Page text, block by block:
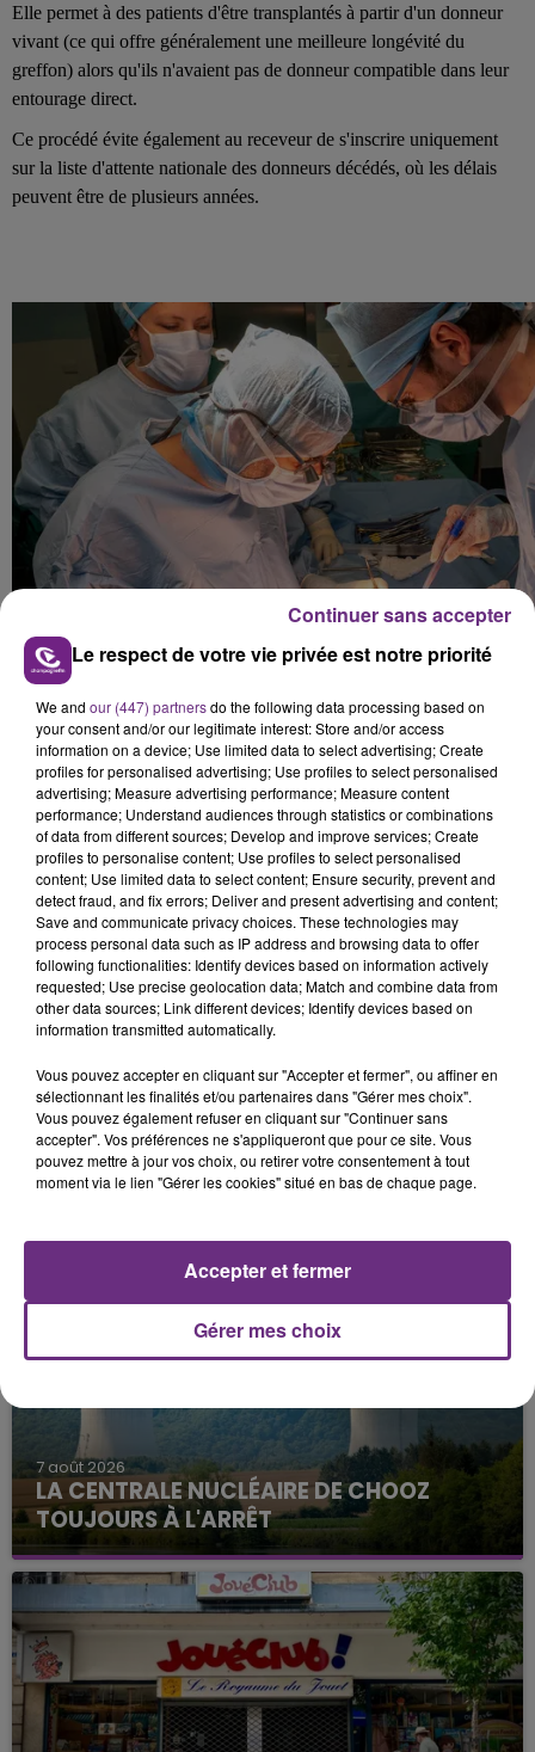
Elle permet à des patients d'être transplantés à partir d'un donneur
vivant (ce qui offre généralement une meilleure longévité du
greffon) alors qu'ils n'avaient pas de donneur compatible dans leur
entourage direct.
Ce procédé évite également au receveur de s'inscrire uniquement
sur la liste d'attente nationale des donneurs décédés, où les délais
peuvent être de plusieurs années.
Le CHU de Reims n’en est pas à son premier essai en la matière. «
Au premier rang national dans sa contribution au programme
"don croisé", l'établissement rémois a participé au premier «
triplet » français en 2024. Ce premier quadruplet de don croisés
au niveau national s'inscrit à nouveau dans cette dynamique et
souligne l'engagement du CHU à renforcer l'accès à la
transplantation rénale.»
FIL D'ACTU
7 août 2026
LA CENTRALE NUCLÉAIRE DE CHOOZ
TOUJOURS À L'ARRÊT
Cela fait déjà une semaine que la centrale
nucléaire ardennaise est à l'arrêt. Une situation
justifiée par la sécheresse intense qui est toujours
présente.
Le respect de votre vie privée est notre priorité
We and our (447) partnersdo the following data processing based on
your consent and/or our legitimate interest: Store and/or access
information on a device; Use limited data to select advertising; Create
profiles for personalised advertising; Use profiles to select personalised
advertising; Measure advertising performance; Measure content
performance; Understand audiences through statistics or combinations
of data from different sources; Develop and improve services; Create
profiles to personalise content; Use profiles to select personalised
content; Use limited data to select content; Ensure security, prevent and
detect fraud, and fix errors; Deliver and present advertising and content;
Save and communicate privacy choices. These technologies may
process personal data such as IP address and browsing data to offer
following functionalities: Identify devices based on information actively
requested; Use precise geolocation data; Match and combine data from
other data sources; Link different devices; Identify devices based on
information transmitted automatically.
Vous pouvez accepter en cliquant sur "Accepter et fermer", ou affiner en
sélectionnant les finalités et/ou partenaires dans "Gérer mes choix".
Vous pouvez également refuser en cliquant sur "Continuer sans
accepter". Vos préférences ne s'appliqueront que pour ce site. Vous
pouvez mettre à jour vos choix, ou retirer votre consentement à tout
moment via le lien "Gérer les cookies" situé en bas de chaque page.
Gérer mes choix
Accepter et fermer
Continuer sans accepter